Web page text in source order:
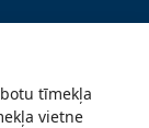
tīmekļa
vietne